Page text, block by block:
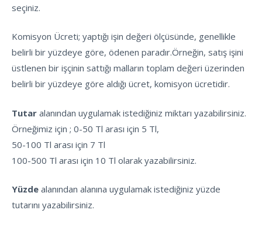
seçiniz.
Komisyon Ücreti; yaptığı işin değeri ölçüsünde, genellikle
belirli bir yüzdeye göre, ödenen paradır.Örneğin, satış işini
üstlenen bir işçinin sattığı malların toplam değeri üzerinden
belirli bir yüzdeye göre aldığı ücret, komisyon ücretidir.
Tutar alanından uygulamak istediğiniz miktarı yazabilirsiniz.
Örneğimiz için ; 0-50 Tl arası için 5 Tl,
50-100 Tl arası için 7 Tl
100-500 Tl arası için 10 Tl olarak yazabilirsiniz.
Yüzde alanından alanına uygulamak istediğiniz yüzde
tutarını yazabilirsiniz.